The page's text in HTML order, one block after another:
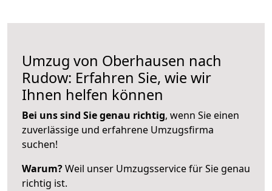
Umzug von Oberhausen nach
Rudow: Erfahren Sie, wie wir
Ihnen helfen können
Bei uns sind Sie genau richtig, wenn Sie einen
zuverlässige und erfahrene Umzugsfirma
suchen!
Warum?Weil unser Umzugsservice für Sie genau
richtig ist.